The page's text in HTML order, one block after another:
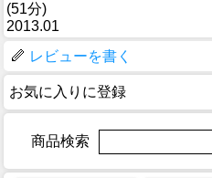
(51分)
2013.01
レビューを書く
お気に入りに登録
商品検索